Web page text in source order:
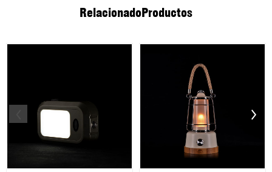
RelacionadoProductos